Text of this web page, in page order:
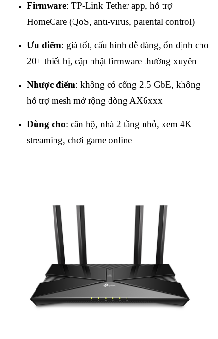
Firmware: TP‑Link Tether app, hỗ trợ
HomeCare (QoS, anti‑virus, parental control)
Ưu điểm: giá tốt, cấu hình dễ dàng, ổn định cho
20+ thiết bị, cập nhật firmware thường xuyên
Nhược điểm: không có cổng 2.5 GbE, không
hỗ trợ mesh mở rộng dòng AX6xxx
Dùng cho: căn hộ, nhà 2 tầng nhỏ, xem 4K
streaming, chơi game online